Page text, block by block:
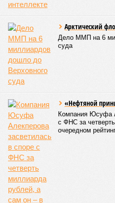
Арктический
Дело ММП на 6
суда
«Нефтяной
Компания Юсуфа
с ФНС за
очередном